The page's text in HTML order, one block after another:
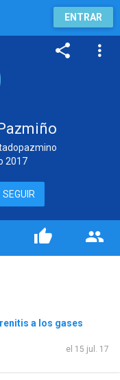
ENTRAR
2017
SEGUIR
a los gases
el 15 jul. 17